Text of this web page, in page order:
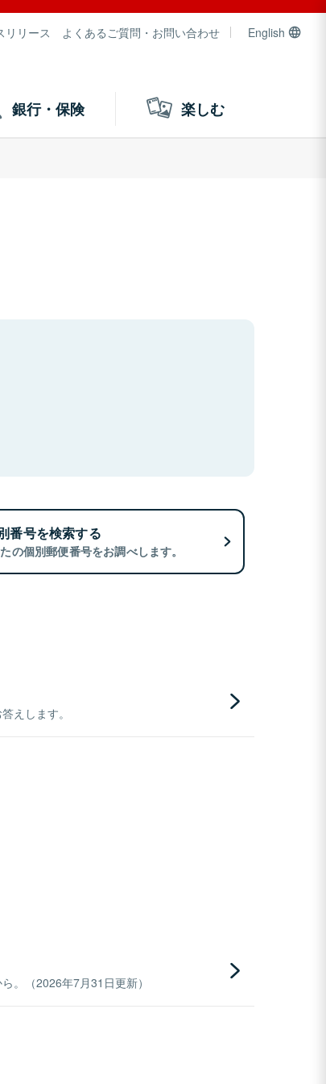
リリース よくあるご質問・お問い合わせ English
銀行・保険 楽しむ
番号を検索する
の個別郵便番号をお調べします。
えします。
。（2026年7月31日更新）